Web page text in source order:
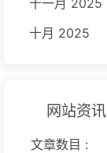
十月 2025
网站资讯
文章数目 :